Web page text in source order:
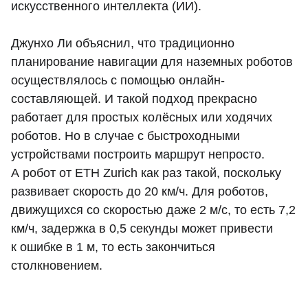
искусственного интеллекта (ИИ).
Джунхо Ли объяснил, что традиционно
планирование навигации для наземных роботов
осуществлялось с помощью онлайн-
составляющей. И такой подход прекрасно
работает для простых колёсных или ходячих
роботов. Но в случае с быстроходными
устройствами построить маршрут непросто.
А робот от ETH Zurich как раз такой, поскольку
развивает скорость до 20 км/ч. Для роботов,
движущихся со скоростью даже 2 м/с, то есть 7,2
км/ч, задержка в 0,5 секунды может привести
к ошибке в 1 м, то есть закончиться
столкновением.